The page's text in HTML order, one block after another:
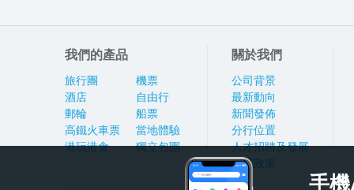
我們的產品
旅行團
酒店
郵輪
高鐵火車票
港玩港食
機票
自由行
船票
當地體驗
獨立包團
關於我們
公司背景
最新動向
新聞發佈
分行位置
人才招聘及發展
私隱政策
手